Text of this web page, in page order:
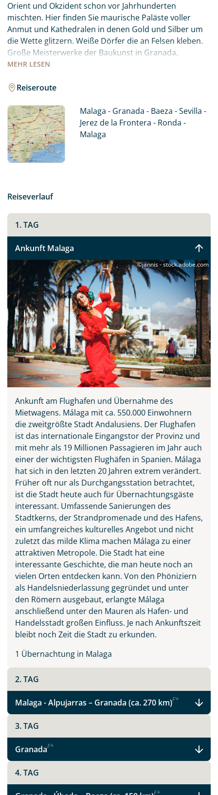
Teile diese Reise
MEHR LESEN
Orient und Okzident schon vor Jahrhunderten
mischten. Hier finden Sie maurische Paläste voller
Anmut und Kathedralen in denen Gold und Silber um
die Wette glitzern. Weiße Dörfer die an Felsen kleben.
Große Meisterwerke der Baukunst in Granada,
Cordoba und Sevilla erinnern an eine fruchtbare
Andalusiens. Liebliche Landschaften mit Weinbergen,
mit hohen Berge und endlosen Sandstränden ab. Eine
Kulisse wie eine Bühne für die südliche Lebenslust.
Erfahren Sie Andalusien auf eigene Faust und genießen
Sie dieses wunderschöne Fleckchen Erde allen Sinnen.
Reiseroute
Malaga - Granada - Baeza - Sevilla -
Jerez de la Frontera - Ronda -
Malaga
Reiseverlauf
1. TAG
Ankunft Malaga
©jannis - stock.adobe.com
Ankunft am Flughafen und Übernahme des
Mietwagens. Málaga mit ca. 550.000 Einwohnern
die zweitgrößte Stadt Andalusiens. Der Flughafen
ist das internationale Eingangstor der Provinz und
mit mehr als 19 Millionen Passagieren im Jahr auch
einer der wichtigsten Flughäfen in Spanien. Málaga
hat sich in den letzten 20 Jahren extrem verändert.
Früher oft nur als Durchgangsstation betrachtet,
ist die Stadt heute auch für Übernachtungsgäste
interessant. Umfassende Sanierungen des
Stadtkerns, der Strandpromenade und des Hafens,
ein umfangreiches kulturelles Angebot und nicht
zuletzt das milde Klima machen Málaga zu einer
attraktiven Metropole. Die Stadt hat eine
interessante Geschichte, die man heute noch an
vielen Orten entdecken kann. Von den Phöniziern
als Handelsniederlassung gegründet und unter
den Römern ausgebaut, erlangte Málaga
anschließend unter den Mauren als Hafen- und
Handelsstadt großen Einfluss. Je nach Ankunftszeit
bleibt noch Zeit die Stadt zu erkunden.
1 Übernachtung in Malaga
2. TAG
Malaga - Alpujarras – Granada (ca. 270 km)F*
3. TAG
GranadaF*
4. TAG
F*